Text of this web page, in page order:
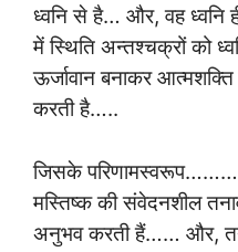
ध्वनि से है… और, वह ध्वनि
में स्थिति अन्तश्चक्रों को
ऊर्जावान बनाकर
करती है…..
जिसके परिणामस्वरूप………
मस्तिष्क की संवेदनशील
अनुभव करती हैं…… और,